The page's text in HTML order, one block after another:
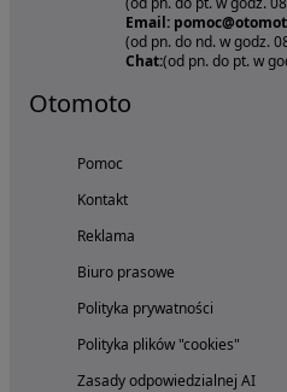
Email:
(od pn. do nd. w godz.
Chat:(od pn. do pt. w
Otomoto
Pomoc
Kontakt
Reklama
Biuro prasowe
Polityka prywatności
Polityka plików "cookies"
Zasady odpowiedzialnej AI